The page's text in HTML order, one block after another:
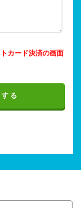
カード決済の画面
る